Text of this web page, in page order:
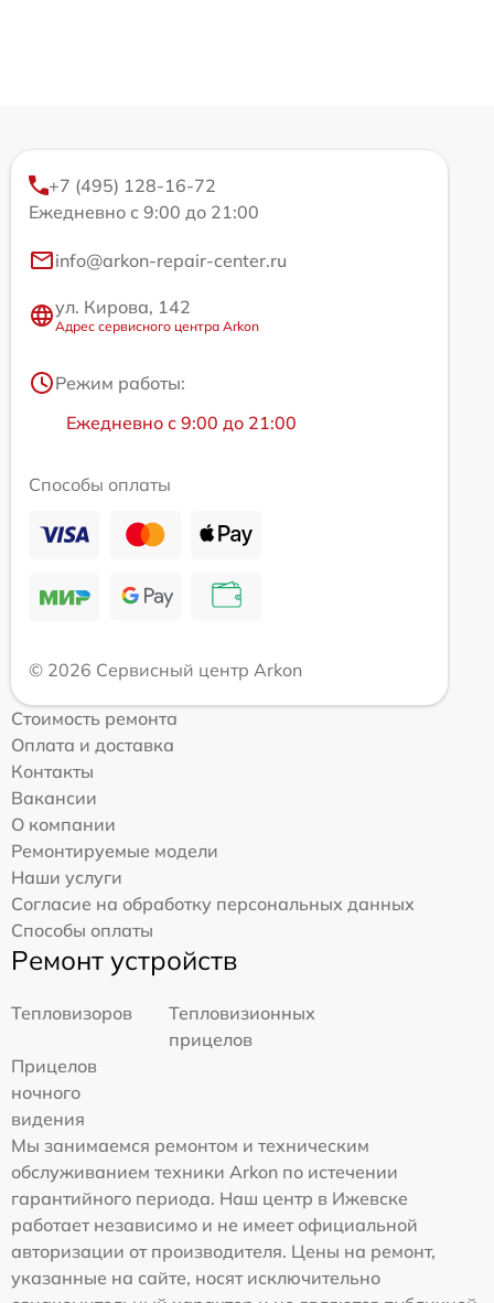
+7 (495) 128-16-72
Ежедневно с 9:00 до 21:00
info@arkon-repair-center.ru
ул. Кирова, 142
Адрес сервисного центра Arkon
Режим работы:
Ежедневно с 9:00 до 21:00
Способы оплаты
© 2026 Сервисный центр Arkon
Стоимость ремонта
Оплата и доставка
Контакты
Вакансии
О компании
Ремонтируемые модели
Наши услуги
Согласие на обработку персональных данных
Способы оплаты
Ремонт устройств
Тепловизоров
Тепловизионных
прицелов
Прицелов
ночного
видения
Мы занимаемся ремонтом и техническим
обслуживанием техники Arkon по истечении
гарантийного периода. Наш центр в Ижевске
работает независимо и не имеет официальной
авторизации от производителя. Цены на ремонт,
указанные на сайте, носят исключительно